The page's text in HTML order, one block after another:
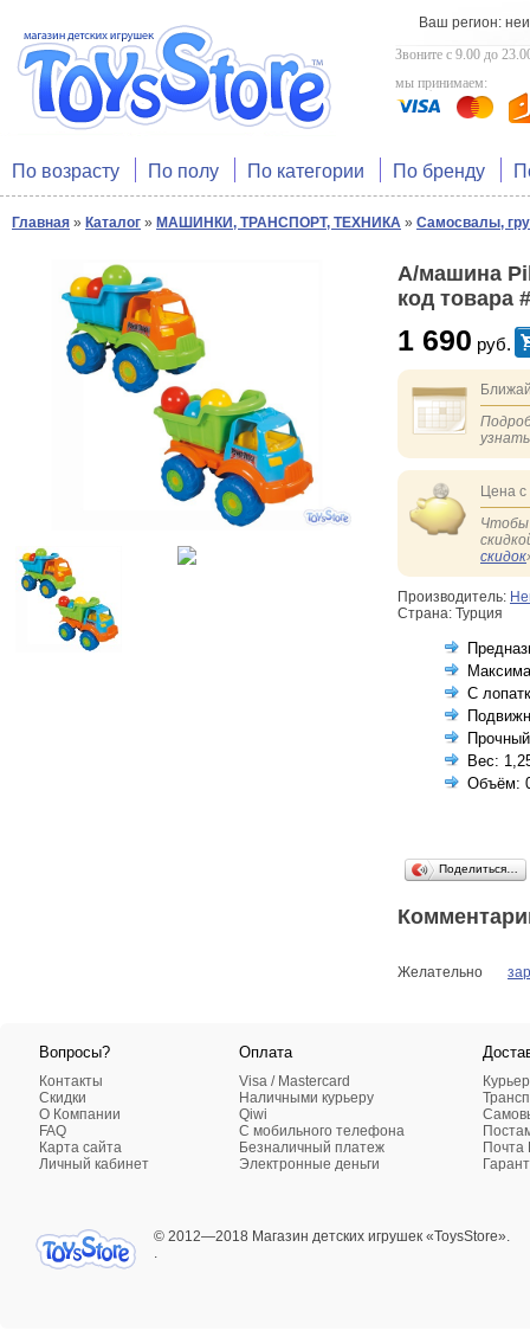
Ваш регион:
Звоните с 9.00 до
мы принимаем:
По возрасту По полу По категории По бренду
Главная » Каталог » МАШИНКИ, ТРАНСПОРТ, ТЕХНИКА » Самосвалы,
А/машина
код товара
1 690 руб.
Цена
Чтобы
скидок
Производитель:
Страна: Турция
С
Вес:
Объём:
Поделиться…
Желательно
Вопросы?
Контакты
Скидки
О Компании
FAQ
Карта сайта
Личный кабинет
Оплата
Visa / Mastercard
Наличными курьеру
Qiwi
C мобильного телефона
Безналичный платеж
Электронные деньги
Почта
© 2012—2018 Магазин детских игрушек «ToysStore».
.